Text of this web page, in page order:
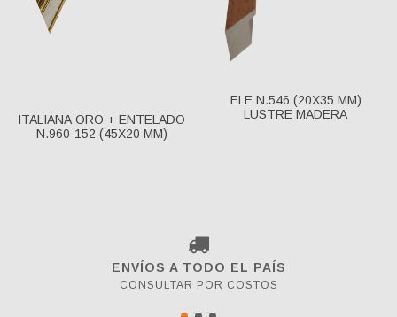
ITALIANA ORO + ENTELADO
N.960-152 (45X20 MM)
ELE N.546 (20X35 MM)
LUSTRE MADERA
ENVÍOS A TODO EL PAÍS
CONSULTAR POR COSTOS